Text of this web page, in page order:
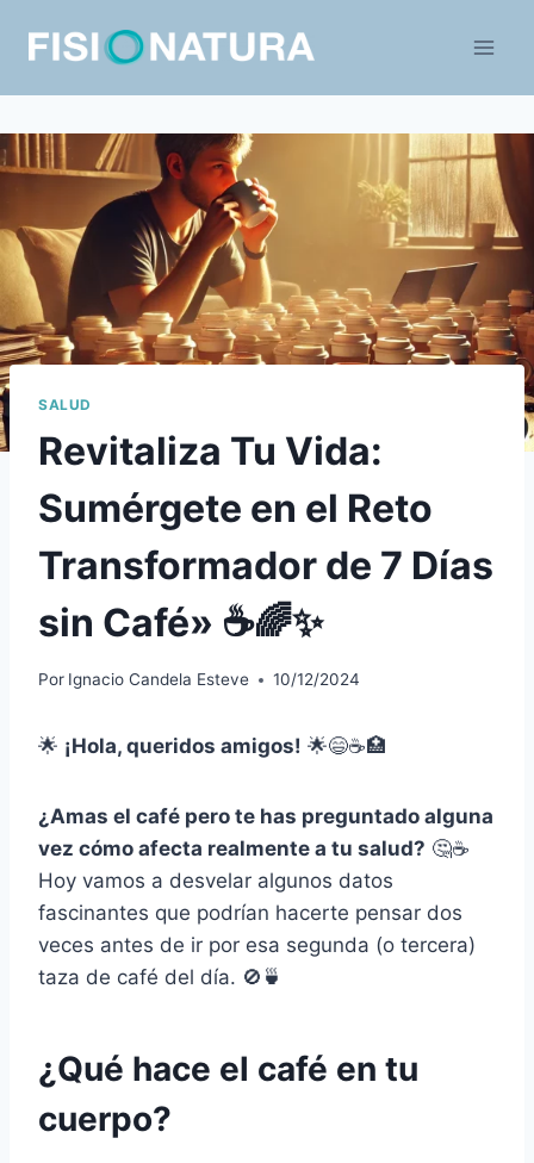
SALUD
Revitaliza Tu Vida:
Sumérgete en el Reto
Transformador de 7 Días
sin Café» ☕🌈✨
Por Ignacio Candela Esteve 10/12/2024
🌟 ¡Hola, queridos amigos! 🌟😄☕🏥
¿Amas el café pero te has preguntado alguna
vez cómo afecta realmente a tu salud? 🤔☕
Hoy vamos a desvelar algunos datos
fascinantes que podrían hacerte pensar dos
veces antes de ir por esa segunda (o tercera)
taza de café del día. 🚫🍵
¿Qué hace el café en tu
cuerpo?